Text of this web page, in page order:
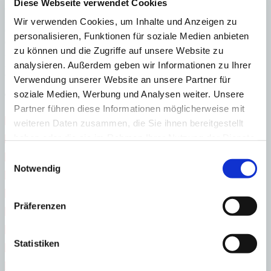
Diese Webseite verwendet Cookies
Wir verwenden Cookies, um Inhalte und Anzeigen zu
personalisieren, Funktionen für soziale Medien anbieten
zu können und die Zugriffe auf unsere Website zu
analysieren. Außerdem geben wir Informationen zu Ihrer
Verwendung unserer Website an unsere Partner für
soziale Medien, Werbung und Analysen weiter. Unsere
Partner führen diese Informationen möglicherweise mit
weiteren Daten zusammen, die Sie ihnen bereitgestellt
Notwendig
Präferenzen
Statistiken
Grundstücke als Bauland nicht mehr attraktiv. Es laufen
Einwendungs- und Gerichtsverfahren gegen diese Vorstellungen der
Gemeinde. Bis zur Rechtskraft des neuen Generalplans und damit
des Sonderplans werden aufgrund eines Moratoriums derzeit keine
neuen Baugenehmigungen für Son Font erteilt. In diesem
rechtlichen Grau-/Schwarzfeld bieten wir – anders als viele Makler
der Insel – Grundstücke in Son Font derzeit nicht an.
Themen im Ratgeber
Bauen auf Mallorca
Bewohnbarkeitsbescheinigung
Due Diligence
EU-Erbrechtsverordnung
Grundbuch